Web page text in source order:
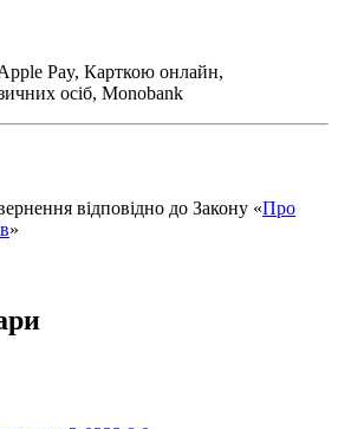
Pay, Карткою онлайн,
осіб, Monobank
відповідно до Закону «Про
»